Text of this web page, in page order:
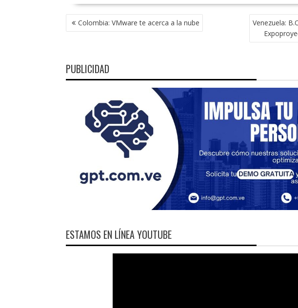
NAVEGACIÓN
DE Colombia: VMware te acerca a la nube
Venezuela:
PUBLICIDAD
ESTAMOS EN LÍNEA YOUTUBE